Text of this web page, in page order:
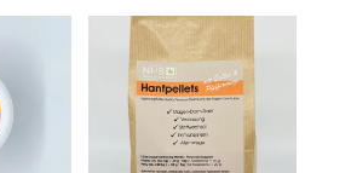
aufsteigend